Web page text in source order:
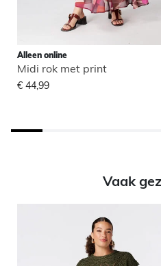
Alleen online
Midi rok met print
€ 44,99
Vaak